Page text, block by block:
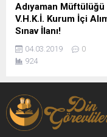
Adıyaman Müftülüğü
V.H.K.İ. Kurum İçi
Sınav İlanı!
04.03.2019
0
924